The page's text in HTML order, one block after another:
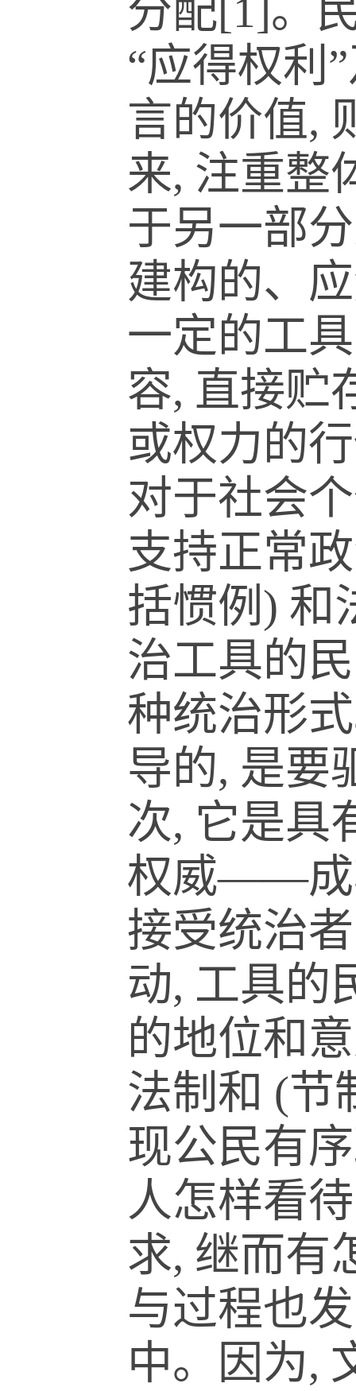
分配[1]。
“应得权利
言的价值,
来, 注重整
于另一部
建构的、
一定的工
容, 直接贮
或权力的
对于社会
支持正常
括惯例) 和
治工具的
种统治形
导的, 是要
次, 它是具
权威——成
接受统治
动, 工具的
的地位和
法制和 (节
现公民有
人怎样看
求, 继而有
与过程也
中。因为,